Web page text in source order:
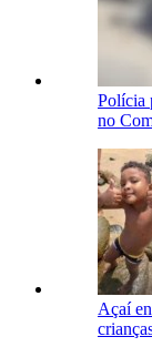
Polícia
no
Açaí